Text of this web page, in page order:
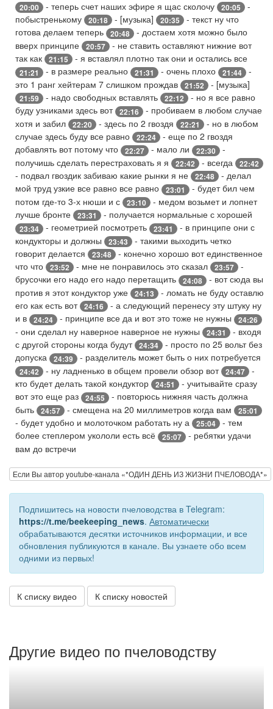
20:00 - теперь счет наших эфире я щас сколочу 20:05
-
побыстренькому
20:18 - [музыка] 20:35
- текст ну что
готова делаем теперь
20:48
- достаем хотя можно было
вверх принципе
20:57
- не ставить оставляют нижние вот
так как
21:15 - я вставлял плотно так они и остались все
21:21 - в размере реально 21:31 - очень плохо 21:44
-
это 1 ранг хейтерам 7 слишком прождав
21:52 - [музыка]
21:59 - надо свободных вставлять 22:12
- но я все равно
буду узниками здесь вот 22:16
- пробиваем в любом случае
хотя и забил
22:20 - здесь по 2 гвоздя 22:21
- но в любом
случае здесь буду все равно
22:24
- еще по 2 гвоздя
добавлять вот потому что
22:27 - мало ли 22:30
-
получишь сделать перестраховать я я
22:42 - всегда 22:42
- подвал гвоздик забиваю какие рынки я не 22:48
- делал
мой труд узкие все равно все равно
23:01
- будет бил чем
потом где-то 3-х нюши и с
23:10
- медом возьмет и лопнет
лучше бронте
23:31 - получается нормальные с хорошей
23:34 - геометрией посмотреть 23:41
- в принципе они с
кондукторы и должны
23:43
- такими выходить четко
говорит делается
23:48
- конечно хорошо вот единственное
что что
23:52 - мне не понравилось это сказал 23:57
-
брусочки его надо его надо перетащить
24:08
- вот сюда вы
против я этот кондуктор уже
24:13
- ломать не буду оставлю
его как есть вот 24:16
- а следующий перенесу эту штуку ну
и в
24:24 - принципе все да и вот это тоже не нужны 24:26
- они сделал ну наверное наверное не нужны 24:31
- входя
с другой стороны когда будут 24:34
- просто по 25 вольт без
допуска
24:39 - разделитель может быть о них потребуется
24:42 - ну ладненько в общем провели обзор вот 24:47
-
кто будет делать такой кондуктор
24:51
- учитывайте сразу
вот это еще раз
24:55
- повторюсь нижняя часть должна
быть
24:57 - смещена на 20 миллиметров когда вам 25:01
- будет удобно и молоточком работать ну а 25:04
- тем
более степлером укололи есть всё
25:07
- ребятки удачи
вам до встречи
Если Вы автор youtube-канала «*ОДИН ДЕНЬ ИЗ ЖИЗНИ ПЧЕЛОВОДА*»
Подпишитесь на новости пчеловодства в Telegram:
https://t.me/beekeeping_news. Автоматически
обрабатываются десятки источников информации, и все
обновления публикуются в канале. Вы узнаете обо всем
одними из первых!
К списку видео К списку новостей
Другие видео по пчеловодству